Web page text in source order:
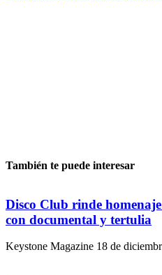
También te puede interesar
Disco Club rinde
con documental y tertulia
Keystone Magazine 18 de